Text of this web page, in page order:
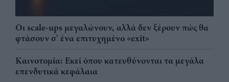
Οι scale-ups μεγαλώνουν, αλλά δεν ξέρουν πώς θα
φτάσουν σ' ένα επιτυχημένο «exit»
Καινοτομία: Εκεί όπου κατευθύνονται τα μεγάλα
επενδυτικά κεφάλαια